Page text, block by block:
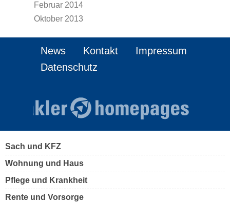
Februar 2014
Oktober 2013
News Kontakt
Impressum
Datenschutz
Sach und KFZ
Wohnung und Haus
Pflege und Krankheit
Rente und Vorsorge